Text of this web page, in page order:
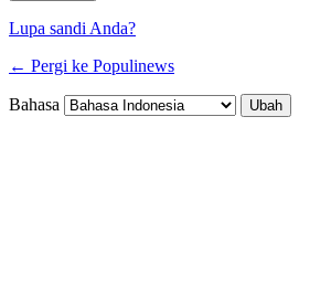
Lupa sandi Anda?
← Pergi ke Populinews
Bahasa